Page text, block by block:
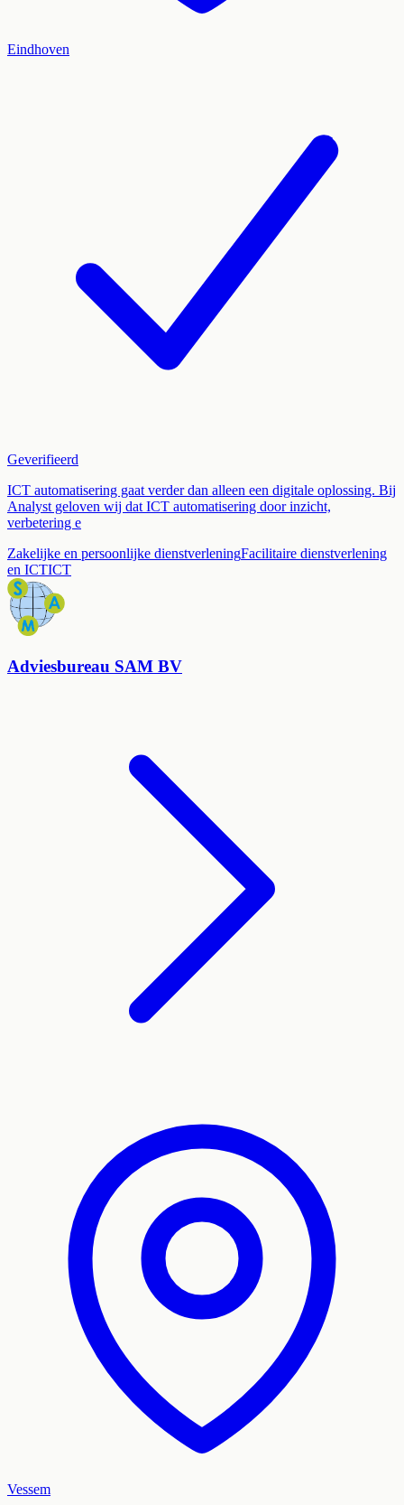
Eindhoven
Geverifieerd
ICT automatisering gaat verder dan alleen een digitale oplossing. Bij
Analyst geloven wij dat ICT automatisering door inzicht,
verbetering e
Zakelijke en persoonlijke dienstverleningFacilitaire dienstverlening
en ICTICT
Adviesbureau SAM BV
Vessem